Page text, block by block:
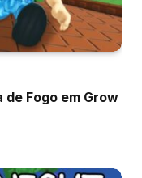
de Fogo em Grow